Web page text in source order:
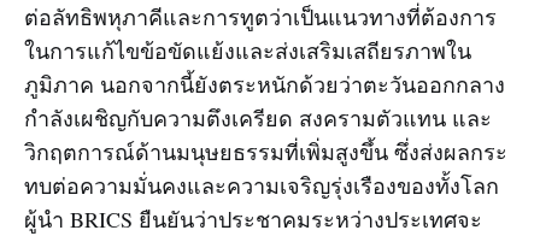
ต่อลัทธิพหุภาคีและการทูตว่าเป็นแนวทางที่ต้องการ
ในการแก้ไขข้อขัดแย้งและส่งเสริมเสถียรภาพใน
ภูมิภาค นอกจากนี้ยังตระหนักด้วยว่าตะวันออกกลาง
กำลังเผชิญกับความตึงเครียด สงครามตัวแทน และ
วิกฤตการณ์ด้านมนุษยธรรมที่เพิ่มสูงขึ้น ซึ่งส่งผลกระ
ทบต่อความมั่นคงและความเจริญรุ่งเรืองของทั้งโลก
ผู้นำ BRICS ยืนยันว่าประชาคมระหว่างประเทศจะ